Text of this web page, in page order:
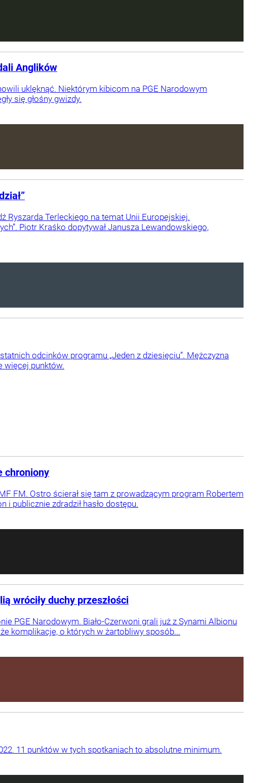
Anglików
uklęknąć. Niektórym kibicom na PGE Narodowym
się głośny gwizdy.
Ryszarda Terleckiego na temat Unii Europejskiej.
Piotr Kraśko dopytywał Janusza Lewandowskiego,
odcinków programu „Jeden z dziesięciu”. Mężczyzna
więcej punktów.
chroniony
FM. Ostro ścierał się tam z prowadzącym program Robertem
publicznie zdradził hasło dostępu.
wróciły duchy przeszłości
PGE Narodowym. Biało-Czerwoni grali już z Synami Albionu
komplikacje, o których w żartobliwy sposób...
11 punktów w tych spotkaniach to absolutne minimum.